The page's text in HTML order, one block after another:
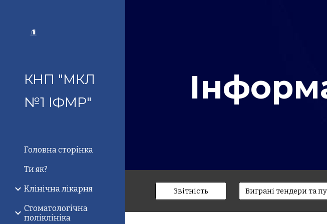
КНП "МКЛ
№1 ІФМР"
Головна сторінка
Ти як?
Клінічна лікарня
Стоматологічна
поліклініка
Звітність